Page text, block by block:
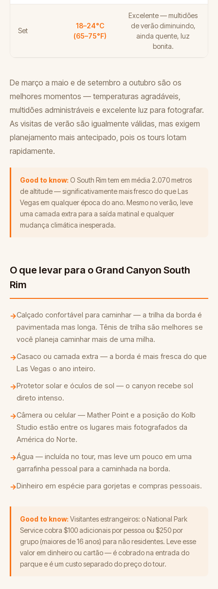
Set
18–24°C
(65–75°F)
Excelente — multidões
de verão diminuindo,
ainda quente, luz
bonita.
De março a maio e de setembro a outubro são os
melhores momentos — temperaturas agradáveis,
multidões administráveis e excelente luz para fotografar.
As visitas de verão são igualmente válidas, mas exigem
planejamento mais antecipado, pois os tours lotam
rapidamente.
Good to know: O South Rim tem em média 2.070 metros
de altitude — significativamente mais fresco do que Las
Vegas em qualquer época do ano. Mesmo no verão, leve
uma camada extra para a saída matinal e qualquer
mudança climática inesperada.
O que levar para o Grand Canyon South
Rim
→Calçado confortável para caminhar — a trilha da borda é
pavimentada mas longa. Tênis de trilha são melhores se
você planeja caminhar mais de uma milha.
→Casaco ou camada extra — a borda é mais fresca do que
Las Vegas o ano inteiro.
→Protetor solar e óculos de sol — o canyon recebe sol
direto intenso.
→Câmera ou celular — Mather Point e a posição do Kolb
Studio estão entre os lugares mais fotografados da
América do Norte.
→Água — incluída no tour, mas leve um pouco em uma
garrafinha pessoal para a caminhada na borda.
→Dinheiro em espécie para gorjetas e compras pessoais.
Good to know: Visitantes estrangeiros: o National Park
Service cobra $100 adicionais por pessoa ou $250 por
grupo (maiores de 16 anos) para não residentes. Leve esse
valor em dinheiro ou cartão — é cobrado na entrada do
parque e é um custo separado do preço do tour.